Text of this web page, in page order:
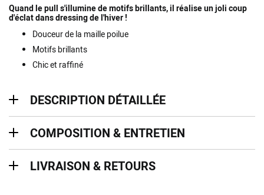
Quand le pull s'illumine de motifs brillants, il réalise un joli coup
d'éclat dans dressing de l'hiver !
Douceur de la maille poilue
Motifs brillants
Chic et raffiné
DESCRIPTION DÉTAILLÉE
COMPOSITION & ENTRETIEN
LIVRAISON & RETOURS